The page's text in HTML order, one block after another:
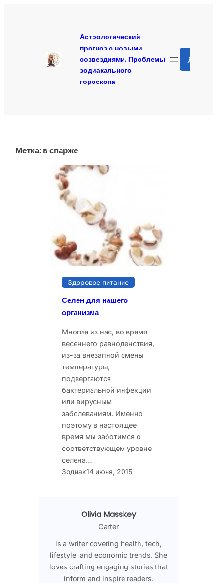
Астрологический
прогноз с новыми
созвездиями. Проблемы
зодиакального
гороскопа
Метка:в спарже
Здоровое питание
Селен для нашего
организма
Многие из нас, во время
весеннего равноденствия,
из-за внезапной смены
температуры,
подвергаются
бактериальной инфекции
или вирусным
заболеваниям. Именно
поэтому в настоящее
время мы заботимся о
соответствующем уровне
селена…
Зодиак14 июня, 2015
Olivia Masskey
Carter
is a writer covering health, tech,
lifestyle, and economic trends. She
loves crafting engaging stories that
inform and inspire readers.